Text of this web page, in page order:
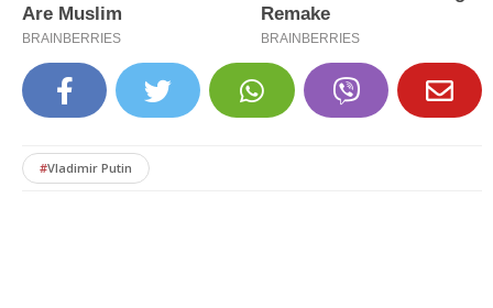
#Vladimir Putin